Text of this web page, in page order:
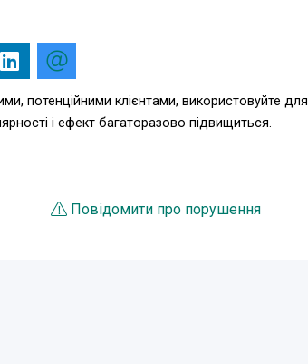
потенційними клієнтами, використовуйте для
і ефект багаторазово підвищиться.
Повідомити про порушення